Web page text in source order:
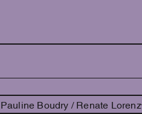
Pauline Boudry / Renate Lorenz